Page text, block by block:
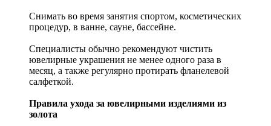
Снимать во время занятия спортом, косметических
процедур, в ванне, сауне, бассейне.
Специалисты обычно рекомендуют чистить
ювелирные украшения не менее одного раза в
месяц, а также регулярно протирать фланелевой
салфеткой.
Правила ухода за ювелирными изделиями из
золота